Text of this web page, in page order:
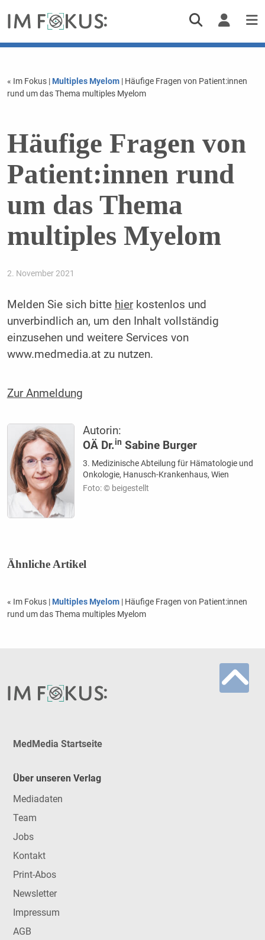
« Im Fokus | Multiples Myelom| Häufige Fragen von Patient:innen
rund um das Thema multiples Myelom
Häufige Fragen von
Patient:innen rund
um das Thema
multiples Myelom
2. November 2021
Melden Sie sich bitte hierkostenlos und
unverbindlich an, um den Inhalt vollständig
einzusehen und weitere Services von
www.medmedia.at zu nutzen.
Zur Anmeldung
Autorin:
OÄ Dr.in Sabine Burger
3. Medizinische Abteilung für Hämatologie und
Onkologie, Hanusch-Krankenhaus, Wien
Foto: © beigestellt
Ähnliche Artikel
« Im Fokus | Multiples Myelom| Häufige Fragen von Patient:innen
rund um das Thema multiples Myelom
MedMedia Startseite
Über unseren Verlag
Mediadaten
Team
Jobs
Kontakt
Print-Abos
Newsletter
Impressum
AGB